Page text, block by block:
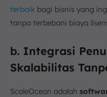
terbaik bagi bisnis yang
tanpa terbebani biaya
b. Integrasi
Skalabilitas
ScaleOcean adalah